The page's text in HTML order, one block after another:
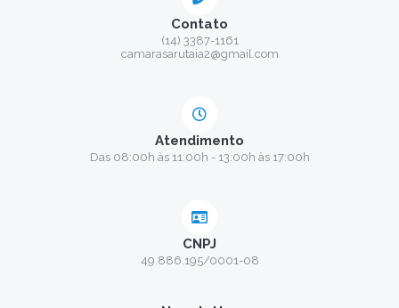
Contato
(14) 3387-1161
camarasarutaia2@gmail.com
Atendimento
Das 08:00h às 11:00h - 13:00h às 17:00h
CNPJ
49.886.195/0001-08